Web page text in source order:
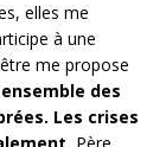
elles me
à une
me propose
des
Les crises